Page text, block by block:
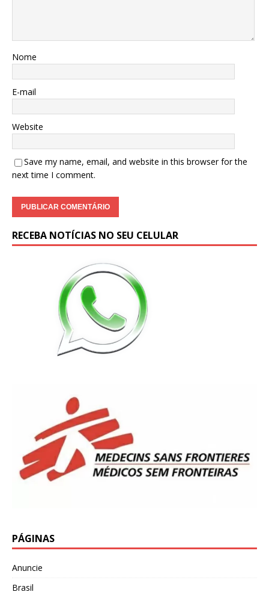
Nome
E-mail
Website
Save my name, email, and website in this browser for the
next time I comment.
RECEBA NOTÍCIAS NO SEU CELULAR
PÁGINAS
Anuncie
Brasil